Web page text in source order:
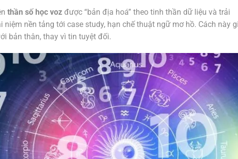
thần số học voz được “bản địa hoá” theo tinh thần dữ liệu và trải
nền tảng tới case study, hạn chế thuật ngữ mơ hồ. Cách này
bản thân, thay vì tin tuyệt đối.